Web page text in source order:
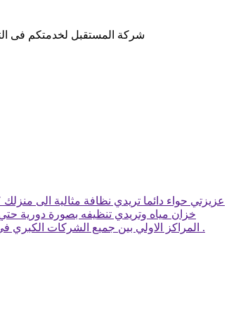
شركة المستقبل لخدمتكم فى
عزيزتي حواء دائما تريدي نظافة مثالية الى
خزان مياه وتريدي تنظيفه بصورة دورية
المراكز الاولي بين جميع الشركات الكبري في مجال التنظيف ،معنا سوف تكون في ايدي امينة عزيزي العميل ،نحن نمنلك العديد من المميزات بالاضافة الى الامانة والمصداقية المعروفة عن شركتنا .